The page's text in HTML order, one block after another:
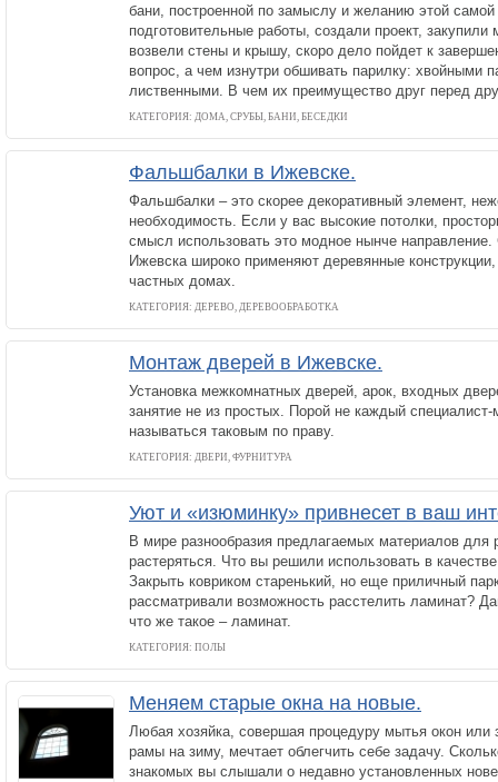
бани, построенной по замыслу и желанию этой
подготовительные работы, создали проект,
возвели стены и крышу, скоро дело пойдет к
вопрос, а чем изнутри обшивать парилку: хвойными
лиственными. В чем их преимущество друг перед
КАТЕГОРИЯ: ДОМА, СРУБЫ, БАНИ, БЕСЕДКИ
Фальшбалки в Ижевске.
Фальшбалки – это скорее декоративный элемент,
необходимость. Если у вас высокие потолки,
смысл использовать это модное нынче
Ижевска широко применяют деревянные конструкции,
частных домах.
КАТЕГОРИЯ: ДЕРЕВО, ДЕРЕВООБРАБОТКА
Монтаж дверей в Ижевске.
Установка межкомнатных дверей, арок, входных
занятие не из простых. Порой не каждый
называться таковым по праву.
КАТЕГОРИЯ: ДВЕРИ, ФУРНИТУРА
Уют и «изюминку» привнесет в ваш
В мире разнообразия предлагаемых материалов для
растеряться. Что вы решили использовать в
Закрыть ковриком старенький, но еще приличный
рассматривали возможность расстелить ламинат?
что же такое – ламинат.
КАТЕГОРИЯ: ПОЛЫ
Меняем старые окна на новые.
Любая хозяйка, совершая процедуру мытья окон или
рамы на зиму, мечтает облегчить себе задачу.
знакомых вы слышали о недавно установленных